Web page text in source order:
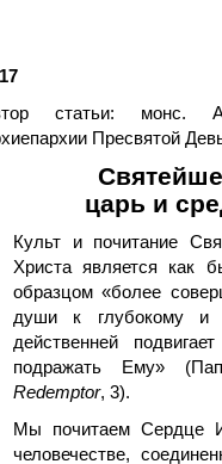
статьи: монс.
Пресвятой
царь и
Культ и почитание
Христа является как
образцом «более
души к глубокому и
действенней
подражать Ему»
Redemptor, 3).
Мы почитаем Сердце
человечестве,